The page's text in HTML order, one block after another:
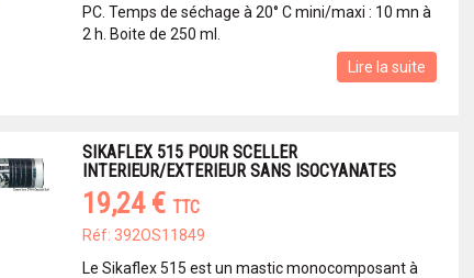
PC. Temps de séchage à 20° C mini/maxi : 10 mn à
2 h. Boite de 250 ml.
Lire la suite
SIKAFLEX 515 POUR SCELLER
INTERIEUR/EXTERIEUR SANS ISOCYANATES
19,24 € TTC
Réf: 392OS11849
Le Sikaflex 515 est un mastic monocomposant à